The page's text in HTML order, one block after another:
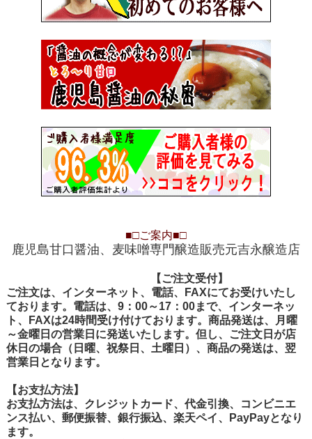
■□ご案内■□
鹿児島甘口醤油、麦味噌専門醸造販売元吉永醸造店
【ご注文受付】
ご注文は、インターネット、電話、FAXにてお受けいたし
ております。電話は、9：00～17：00まで、インターネッ
ト、FAXは24時間受け付けております。商品発送は、月曜
～金曜日の営業日に発送いたします。但し、ご注文日が店
休日の場合（日曜、祝祭日、土曜日）、商品の発送は、翌
営業日となります。
【お支払方法】
お支払方法は、クレジットカード、代金引換、コンビニエ
ンス払い、郵便振替、銀行振込、楽天ペイ、PayPayとなり
ます。